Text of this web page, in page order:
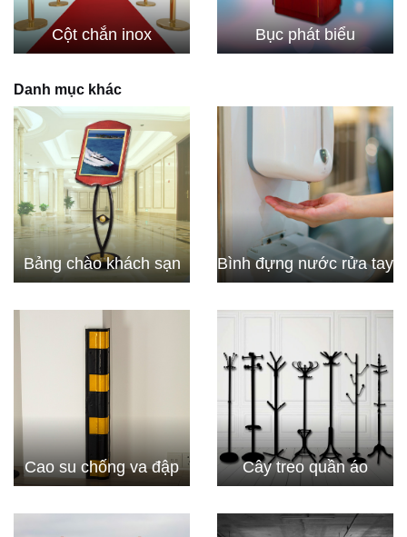
Cột chắn inox Bục phát biểu
Danh mục khác
Bảng chào khách sạn Bình đựng nước rửa tay
Cao su chống va đập Cây treo quần áo